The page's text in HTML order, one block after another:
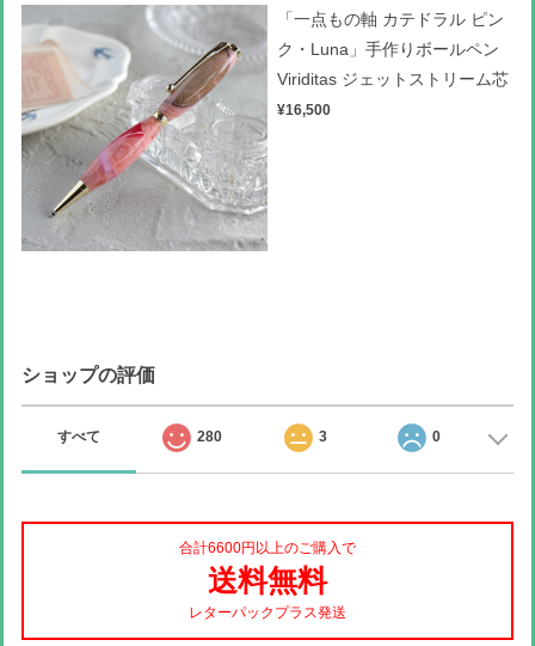
「一点もの軸 カテドラル ピン
ク・Luna」手作りボールペン
Viriditas ジェットストリーム芯
¥16,500
ショップの評価
すべて 280 3 0
合計6600円以上のご購入で
送料無料
レターパックプラス発送